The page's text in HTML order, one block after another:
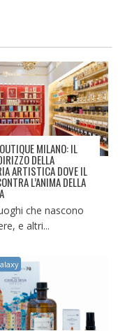
MILANO: IL
DELLA
ARTISTICA DOVE IL
L’ANIMA DELLA
che nascono
e altri...